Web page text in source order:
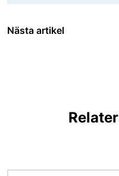
Nästa artikel